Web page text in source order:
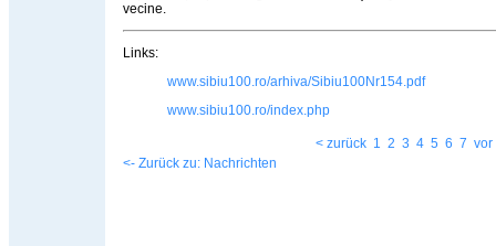
vecine.
Links:
www.sibiu100.ro/arhiva/Sibiu100Nr154.pdf
www.sibiu100.ro/index.php
< zurück 1 2 3 4 5 6 7 vor
<- Zurück zu: Nachrichten